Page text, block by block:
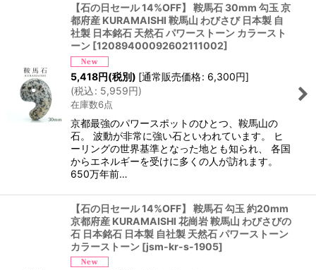
【石の日セール 14%OFF】 鞍馬石 30mm 勾玉 京
都府産 KURAMAISHI 鞍馬山 わびさび 日本製 自
社製 日本銘石 天然石 パワーストーン カラースト
ーン [12089400092602111002]
5,418円(税別) [通常販売価格: 6,300円]
(税込: 5,959円)
在庫数6点
京都最強のパワースポットのひとつ、鞍馬山の
石。 波動が非常に強い石といわれています。 ヒ
ーリングの世界基準となった地とも知られ、 各国
からエネルギーを受けに多くの人が訪れます。
650万年前…
【石の日セール 14%OFF】 鞍馬石 勾玉 約20mm
京都府産 KURAMAISHI 花崗岩 鞍馬山 わびさびの
石 日本銘石 日本製 自社製 天然石 パワーストーン
カラーストーン [jsm-kr-s-1905]